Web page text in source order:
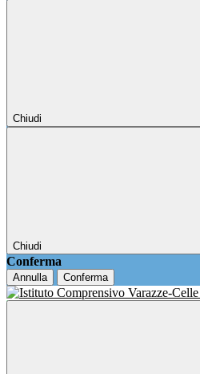
Chiudi
Chiudi
Conferma
Annulla Conferma